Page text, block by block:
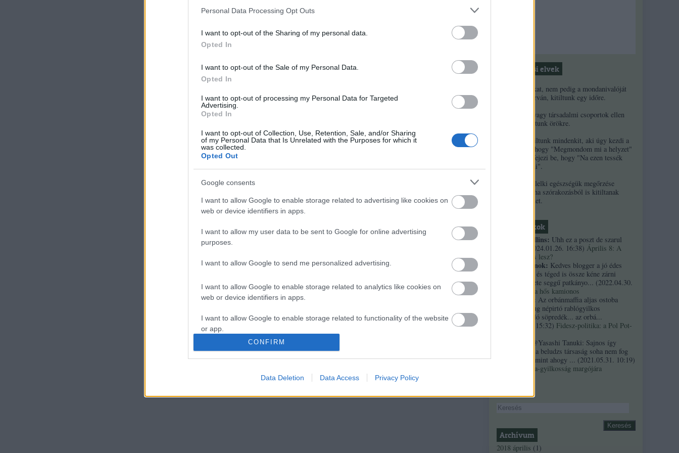
Personal Data Processing Opt Outs
I want to opt-out of the Sharing of my personal data.
Opted In
I want to opt-out of the Sale of my Personal Data.
Opted In
I want to opt-out of processing my Personal Data for Targeted
Advertising.
Opted In
I want to opt-out of Collection, Use, Retention, Sale, and/or Sharing
of my Personal Data that Is Unrelated with the Purposes for which it
was collected.
Opted Out
Google consents
I want to allow Google to enable storage related to advertising like cookies on
web or device identifiers in apps.
I want to allow my user data to be sent to Google for online advertising
purposes.
I want to allow Google to send me personalized advertising.
I want to allow Google to enable storage related to analytics like cookies on
web or device identifiers in apps.
I want to allow Google to enable storage related to functionality of the website
or app.
I want to allow Google to enable storage related to personalization.
I want to allow Google to enable storage related to security, including
authentication functionality and fraud prevention, and other user protection.
CONFIRM
Data Deletion Data Access Privacy Policy
Moderálási elvek
1. Ha a másikat, nem pedig a mondanivalóját
minősíted durván, kitiltunk egy időre.
2. Ha népek vagy társadalmi csoportok ellen
uszítasz, kitiltunk örökre.
3. Örökre kitiltunk mindenkit, aki úgy kezdi a
kommentjét, hogy "Megmondom mi a helyzet"
és/vagy úgy fejezi be, hogy "Na ezen tessék
elgondolkodni".
4. A szerzők lelki egészségük megőrzése
érdekében néha szórakozásból is kitiltanak
kommentelőket.
Friss topikok
necrophil collins: Uhh ez a poszt de szarul
2024.01.26. 16:38) Április 8: A
többség kevés lesz?
Custertábornok: Kedves blogger a jó édes
kurvaanyádat és téged is össze kéne zárni
ezekkel a fekete seggű patkányo... (2022.04.30.
Árpi, a hős kamionos
kiskutyauto: Az orbánmaffia aljas ostoba
arrogáns hazug népirtó rablógyilkos
országromboló söpredék... az orbá...
2021.10.19. 15:32) Fidesz-politika: a Pol Pot-
@Yasashi Tanuki: Sajnos így
valahogy. Ez a beludzs társaság soha nem fog
integrálódni, mint ahogy ... (2021.05.31. 10:19)
A Bándy Kata-gyilkosság margójára
Archívum
2018 április ( 1 )